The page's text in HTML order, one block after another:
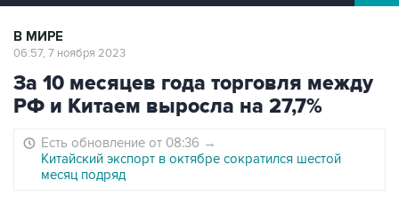
В МИРЕ
06:57, 7 ноября 2023
За 10 месяцев года торговля между
РФ и Китаем выросла на 27,7%
Есть обновление от 08:36 →
Китайский экспорт в октябре сократился шестой
месяц подряд